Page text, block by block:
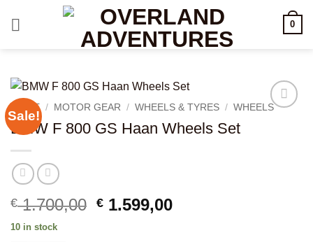
0
Sale!
HOME / MOTOR GEAR / WHEELS & TYRES / WHEELS
BMW F 800 GS Haan Wheels Set
€1.700,00 Original
€ 1.599,00Current
10 in stock